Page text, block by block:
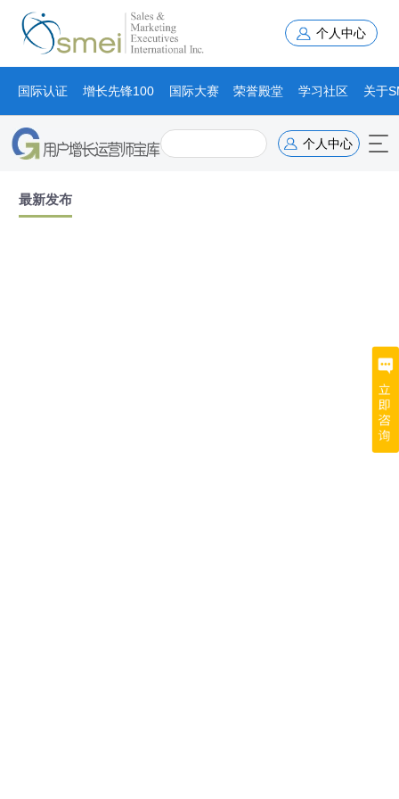
个人中心
国际认证 增长先锋100 国际大赛 荣誉殿堂 学习社区 关于
个人中心
最新发布